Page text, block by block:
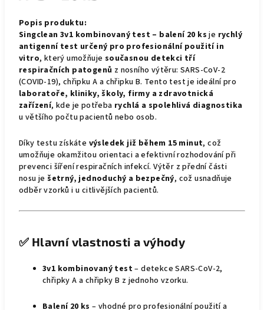
Popis produktu:
Singclean 3v1 kombinovaný test – balení 20 ksje rychlý
antigenní test určený pro profesionální použití in
vitro, který umožňuje současnou detekci tří
respiračních patogenů z nosního výtěru: SARS-CoV-2
(COVID-19), chřipku A a chřipku B. Tento test je ideální pro
laboratoře, kliniky, školy, firmy a zdravotnická
zařízení, kde je potřeba rychlá a spolehlivá diagnostika
u většího počtu pacientů nebo osob.
Díky testu získáte výsledek již během 15 minut, což
umožňuje okamžitou orientaci a efektivní rozhodování při
prevenci šíření respiračních infekcí. Výtěr z přední části
nosu ješetrný, jednoduchý a bezpečný, což usnadňuje
odběr vzorků i u citlivějších pacientů.
✅ Hlavní vlastnosti a výhody
3v1 kombinovaný test– detekce SARS-CoV-2,
chřipky A a chřipky B z jednoho vzorku.
Balení 20 ks – vhodné pro profesionální použití a